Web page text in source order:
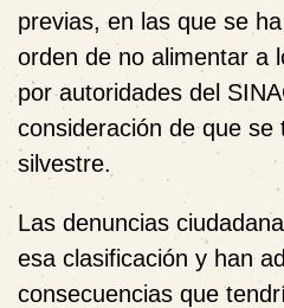
previas, en las que se
orden de no alimentar a
por autoridades del
consideración de que se
silvestre.
Las denuncias
esa clasificación y han
consecuencias que